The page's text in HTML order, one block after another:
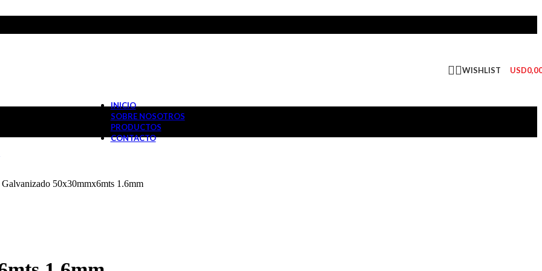
WISHLIST USD
INICIO
SOBRE NOSOTROS
PRODUCTOS
CONTACTO
Galvanizado 50x30mmx6mts 1.6mm